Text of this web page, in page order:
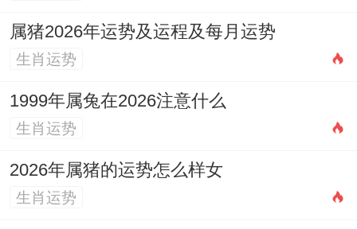
属猪2026年运势及运程及每月运势
生肖运势
1999年属兔在2026注意什么
生肖运势
2026年属猪的运势怎么样女
生肖运势